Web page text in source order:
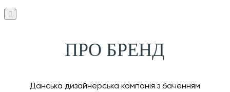
ПРО БРЕНД
Данська дизайнерська компанія з баченням